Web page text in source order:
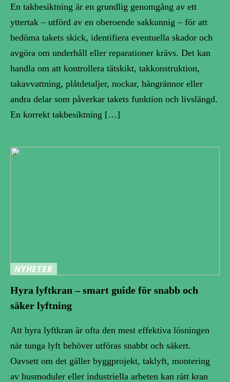
En takbesiktning är en grundlig genomgång av ett
yttertak – utförd av en oberoende sakkunnig – för att
bedöma takets skick, identifiera eventuella skador och
avgöra om underhåll eller reparationer krävs. Det kan
handla om att kontrollera tätskikt, takkonstruktion,
takavvattning, plåtdetaljer, nockar, hängrännor eller
andra delar som påverkar takets funktion och livslängd.
En korrekt takbesiktning […]
NYHETER
Hyra lyftkran – smart guide för snabb och
säker lyftning
Att hyra lyftkran är ofta den mest effektiva lösningen
när tunga lyft behöver utföras snabbt och säkert.
Oavsett om det gäller byggprojekt, taklyft, montering
av husmoduler eller industriella arbeten kan rätt kran